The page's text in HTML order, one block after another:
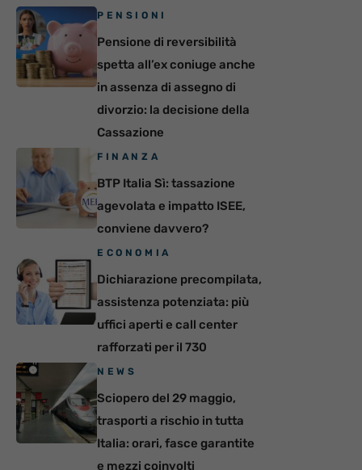
PENSIONI
Pensione di reversibilità
spetta all’ex coniuge anche
in assenza di assegno di
divorzio: la decisione della
Cassazione
FINANZA
BTP Italia Sì: tassazione
agevolata e impatto ISEE,
conviene davvero?
ECONOMIA
Dichiarazione precompilata,
assistenza potenziata: più
uffici aperti e call center
rafforzati per il 730
NEWS
Sciopero del 29 maggio,
trasporti a rischio in tutta
Italia: orari, fasce garantite
e mezzi coinvolti